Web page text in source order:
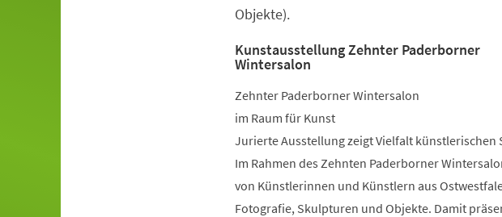
Objekte).
Kunstausstellung Zehnter Paderborner
Wintersalon
Zehnter Paderborner Wintersalon
im Raum für Kunst
Jurierte Ausstellung zeigt Vielfalt künstlerischen
Im Rahmen des Zehnten Paderborner
von Künstlerinnen und Künstlern aus
Fotografie, Skulpturen und Objekte. Damit